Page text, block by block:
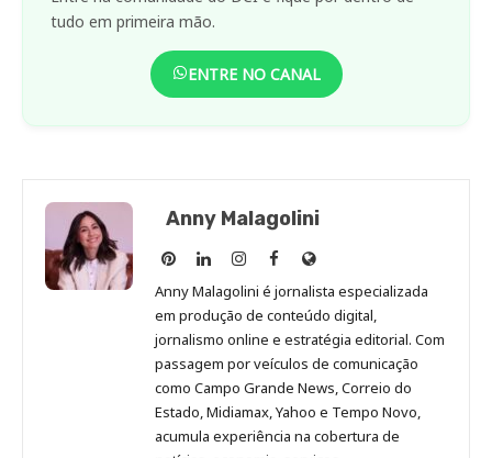
tudo em primeira mão.
ENTRE NO CANAL
Anny Malagolini
Anny
Malagolini
no
Pinterest
Anny
Malagolini
no
LinkedIn
Anny
Malagolini
no
Instagram
Anny
Malagolini
no
Facebook
Site
de
Anny
Malagolini
Anny Malagolini é jornalista especializada
em produção de conteúdo digital,
jornalismo online e estratégia editorial. Com
passagem por veículos de comunicação
como Campo Grande News, Correio do
Estado, Midiamax, Yahoo e Tempo Novo,
acumula experiência na cobertura de